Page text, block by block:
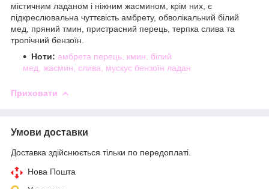
містичним ладаном і ніжним жасмином, крім них, є
підкреслювальна чуттєвість амбрету, обволікальний білий
мед, пряний тмин, пристрасний перець, терпка слива та
тропічний бензоїн.
Ноти: амбрета перець, кмин, білий
мед, жасмин, слива, мускус бензоїн ладан
Приховати
Умови доставки
Доставка здійснюється тільки по передоплаті.
Нова Пошта